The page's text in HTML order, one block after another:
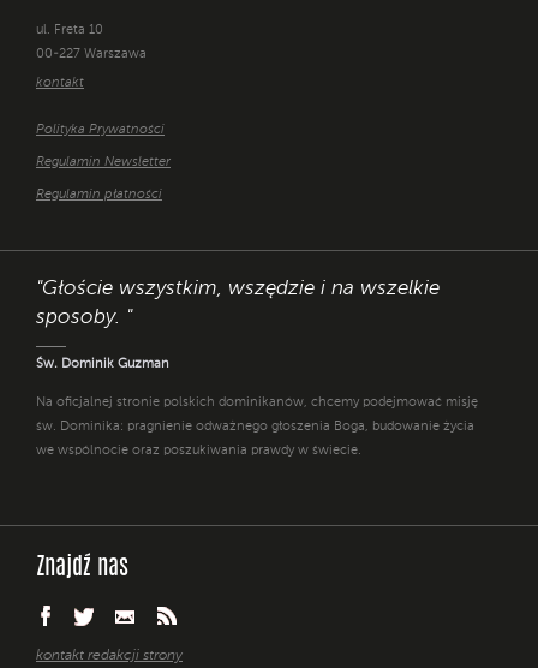
ul. Freta 10
00-227 Warszawa
kontakt
Polityka Prywatności
Regulamin Newsletter
Regulamin płatności
"Głoście wszystkim, wszędzie i na wszelkie
sposoby. "
Św. Dominik Guzman
Na oficjalnej stronie polskich dominikanów, chcemy podejmować misję
św. Dominika: pragnienie odważnego głoszenia Boga, budowanie życia
we wspólnocie oraz poszukiwania prawdy w świecie.
Znajdź nas
kontakt redakcji strony